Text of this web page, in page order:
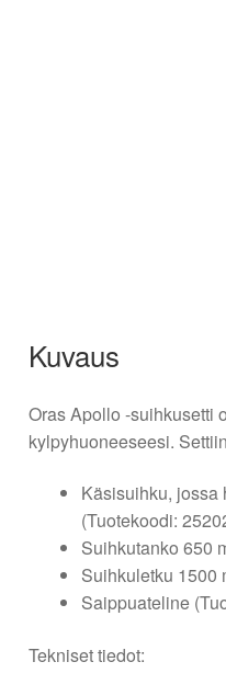
Kuvaus
Oras Apollo -suihkusetti
kylpyhuoneeseesi.
Käsisuihku, jossa
(Tuotekoodi:
Suihkutanko 650
Suihkuletku 1500
Saippuateline
Tekniset tiedot: